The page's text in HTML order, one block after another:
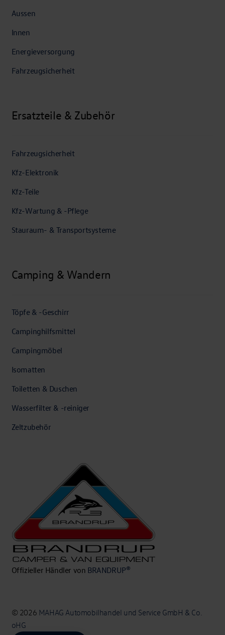
Aussen
Innen
Energieversorgung
Fahrzeugsicherheit
Ersatzteile & Zubehör
Fahrzeugsicherheit
Kfz-Elektronik
Kfz-Teile
Kfz-Wartung & -Pflege
Stauraum- & Transportsysteme
Camping & Wandern
Töpfe & -Geschirr
Campinghilfsmittel
Campingmöbel
Isomatten
Toiletten & Duschen
Wasserfilter & -reiniger
Zeltzubehör
Offizieller Händler von BRANDRUP®
© 2026 MAHAG Automobilhandel und Service GmbH & Co.
oHG